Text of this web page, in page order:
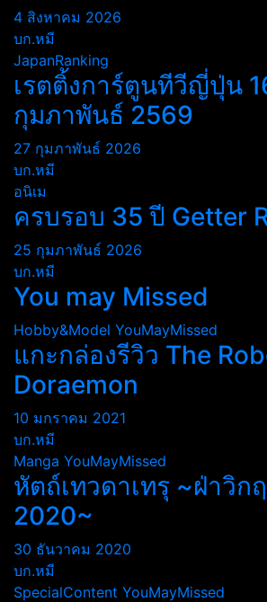
4 สิงหาคม 2026
บก.หมี
JapanRanking
เรตติ้งการ์ตูนทีวีญี่ปุ่น
กุมภาพันธ์ 2569
27 กุมภาพันธ์ 2026
บก.หมี
อนิเม
ครบรอบ 35 ปี Getter
25 กุมภาพันธ์ 2026
บก.หมี
You may Missed
Hobby&Model YouMayMissed
แกะกล่องรีวิว The
Doraemon
10 มกราคม 2021
บก.หมี
Manga YouMayMissed
หัตถ์เทวดาเทรุ ~ฝ่าวิก
2020~
30 ธันวาคม 2020
บก.หมี
SpecialContent YouMayMissed